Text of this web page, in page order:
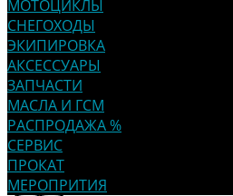
МОТОЦИКЛЫ
СНЕГОХОДЫ
ЭКИПИРОВКА
АКСЕССУАРЫ
ЗАПЧАСТИ
МАСЛА И ГСМ
РАСПРОДАЖА %
СЕРВИС
ПРОКАТ
МЕРОПРИТИЯ